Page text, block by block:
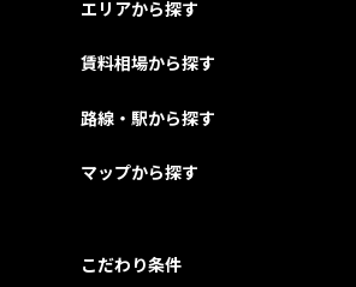
エリアから探す
賃料相場から探す
路線・駅から探す
マップから探す
こだわり条件